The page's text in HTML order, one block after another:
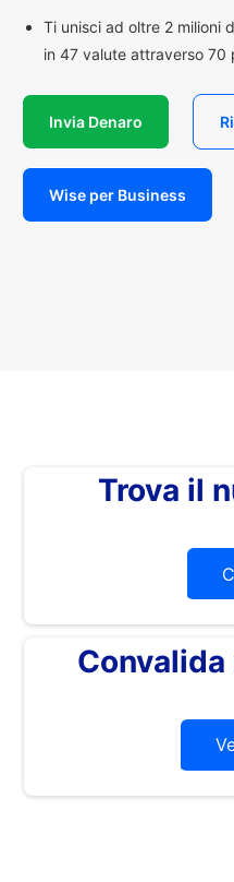
Ti unisci ad oltre 2 milioni
in 47 valute attraverso 70
Invia Denaro
Wise per Business
Trova il
Convalida